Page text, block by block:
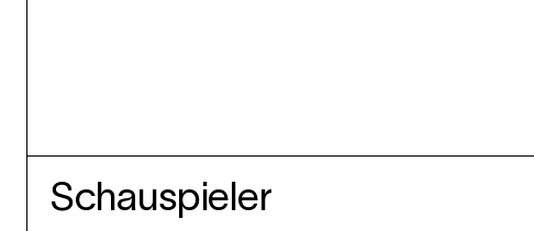
Schauspieler